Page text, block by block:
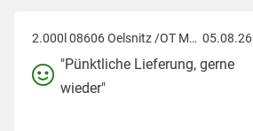
2.000l 08606 Oelsnitz /OT Magwitz 05.08.26
"Pünktliche Lieferung, gerne
wieder"